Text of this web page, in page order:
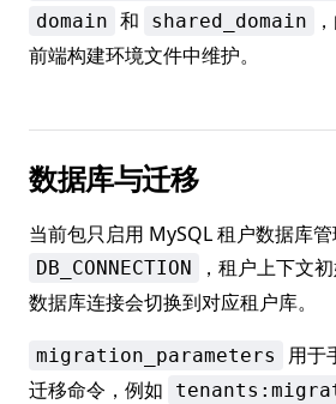
domain 和 shared_domain
前端构建环境文件中维护。
数据库与迁移
当前包只启用 MySQL 租户数据库
DB_CONNECTION
，租户上下文
数据库连接会切换到对应租户库。
migration_parameters
用于
迁移命令，例如